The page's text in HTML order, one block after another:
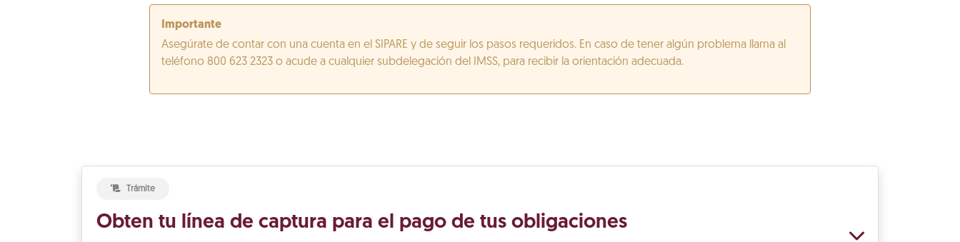
Importante
Asegúrate de contar con una cuenta en el SIPARE y de seguir los pasos requeridos. En caso de tener algún problema llama al
teléfono 800 623 2323 o acude a cualquier subdelegación del IMSS, para recibir la orientación adecuada.
Trámite
Obten tu línea de captura para el pago de tus obligaciones